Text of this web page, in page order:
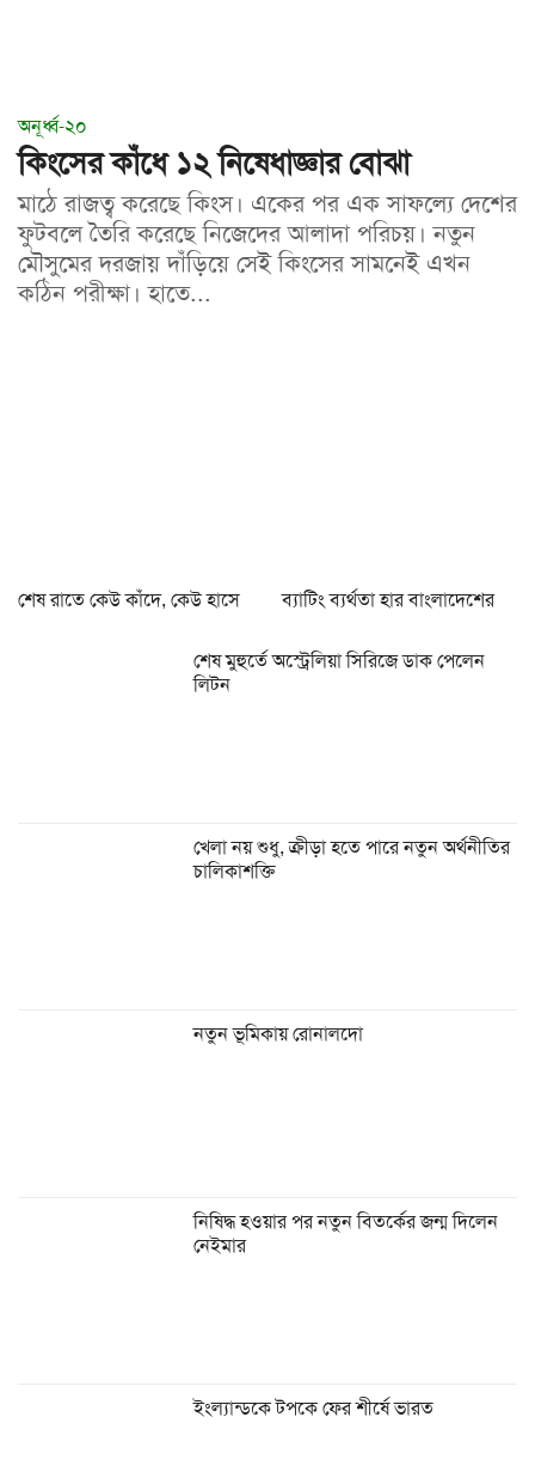
অনূর্ধ্ব-২০
কিংসের কাঁধে ১২ নিষেধাজ্ঞার বোঝা
মাঠে রাজত্ব করেছে কিংস। একের পর এক সাফল্যে দেশের
ফুটবলে তৈরি করেছে নিজেদের আলাদা পরিচয়। নতুন
মৌসুমের দরজায় দাঁড়িয়ে সেই কিংসের সামনেই এখন
কঠিন পরীক্ষা। হাতে...
শেষ রাতে কেউ কাঁদে, কেউ হাসে ব্যাটিং ব্যর্থতা হার বাংলাদেশের
শেষ মুহুর্তে অস্ট্রেলিয়া সিরিজে ডাক পেলেন
লিটন
খেলা নয় শুধু, ক্রীড়া হতে পারে নতুন অর্থনীতির
চালিকাশক্তি
নতুন ভূমিকায় রোনালদো
নিষিদ্ধ হওয়ার পর নতুন বিতর্কের জন্ম দিলেন
নেইমার
ইংল্যান্ডকে টপকে ফের শীর্ষে ভারত